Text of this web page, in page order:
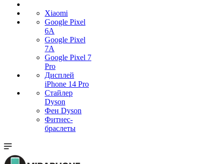
Xiaomi
Google Pixel
6A
Google Pixel
7А
Google Pixel 7
Pro
Дисплей
iPhone 14 Pro
Стайлер
Dyson
Фен Dyson
Фитнес-
браслеты